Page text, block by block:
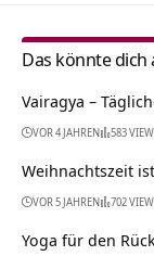
Das könnte
Vairagya –
VOR 4 JAHREN 583
Weihnachtszeit
VOR 5 JAHREN 702
Yoga für den